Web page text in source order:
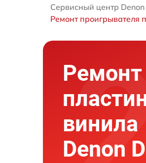
Сервисный центр Denon
Ремонт проигрывателя
Ремонт
винила
Denon